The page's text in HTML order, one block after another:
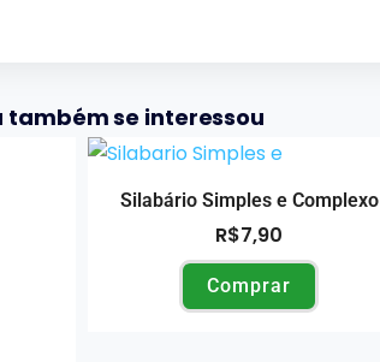
também se interessou
Silabário Simples e Complexo
R$7,90
Comprar